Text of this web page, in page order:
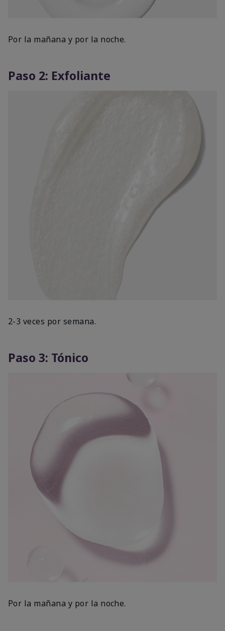
Por la mañana y por la noche.
Paso 2: Exfoliante
2-3 veces por semana.
Paso 3: Tónico
Por la mañana y por la noche.